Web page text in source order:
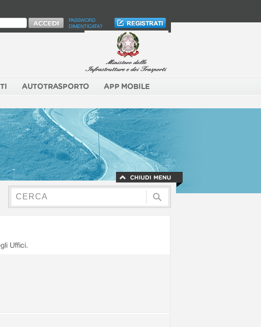
PASSWORD
DIMENTICATA?
AUTOTRASPORTO APP MOBILE
Uffici.